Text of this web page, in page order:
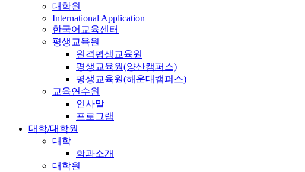
대학원
International Application
한국어교육센터
평생교육원
원격평생교육원
평생교육원(양산캠퍼스)
평생교육원(해운대캠퍼스)
교육연수원
인사말
프로그램
대학/대학원
대학
학과소개
대학원